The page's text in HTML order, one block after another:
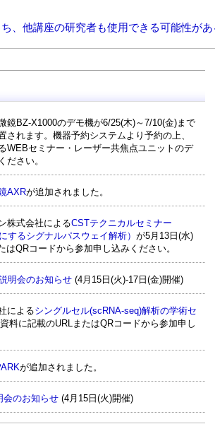
、他講座の研究者も使用できる可能性があ
鏡BZ-X1000のデモ機が6/25(木)～7/10(金)まで
れます。機器予約システムより予約の上、
WEBセミナー・レーザー共焦点ユニットのデ
ださい。
AXRが追加されました。
株式会社によるCSTテクニカルセミナー
するシグナルパスウェイ解析） が5月13日(水)
QRコードから参加申し込みください。
明会のお知らせ (4月15日(火)-17日(金)開催)
によるシングルセル(scRNA-seq)解析の学術セ
料に記載のURLまたはQRコードから参加申し
が追加されました。
会のお知らせ (4月15日(火)開催)